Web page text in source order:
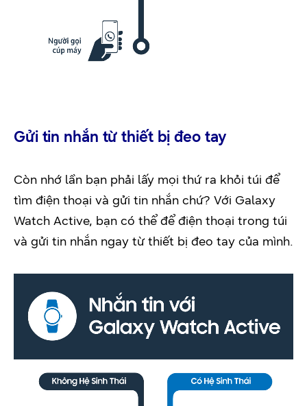
Gửi tin nhắn từ thiết bị đeo tay
Còn nhớ lần bạn phải lấy mọi thứ ra khỏi túi để
tìm điện thoại và gửi tin nhắn chứ? Với Galaxy
Watch Active, bạn có thể để điện thoại trong túi
và gửi tin nhắn ngay từ thiết bị đeo tay của mình.